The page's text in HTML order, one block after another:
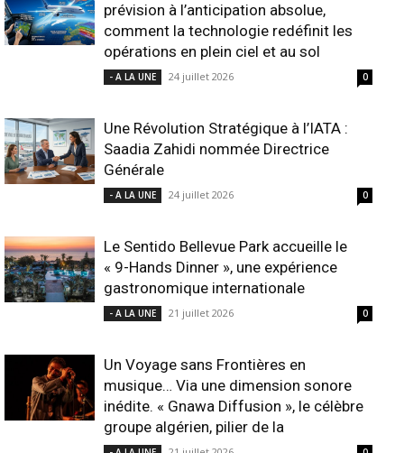
prévision à l’anticipation absolue,
comment la technologie redéfinit les
opérations en plein ciel et au sol
- A LA UNE 24 juillet 2026 0
Une Révolution Stratégique à l’IATA :
Saadia Zahidi nommée Directrice
Générale
- A LA UNE 24 juillet 2026 0
Le Sentido Bellevue Park accueille le
« 9-Hands Dinner », une expérience
gastronomique internationale
- A LA UNE 21 juillet 2026 0
Un Voyage sans Frontières en
musique… Via une dimension sonore
inédite. « Gnawa Diffusion », le célèbre
groupe algérien, pilier de la